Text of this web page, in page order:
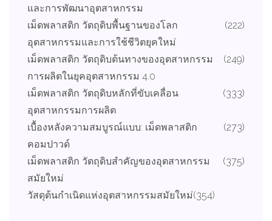
และการพัฒนาอุตสาหกรรม
เม็ดพลาสติก วัตถุดิบพื้นฐานของโลก
อุตสาหกรรมและการใช้ชีวิตยุคใหม่
(222)
เม็ดพลาสติก วัตถุดิบต้นทางของอุตสาหกรรม
การผลิตในยุคอุตสาหกรรม 4.0
(249)
เม็ดพลาสติก วัตถุดิบหลักที่ขับเคลื่อน
อุตสาหกรรมการผลิต
(333)
เบื้องหลังความสมบูรณ์แบบ: เม็ดพลาสติก
คอมปาวด์
(273)
เม็ดพลาสติก วัตถุดิบสำคัญของอุตสาหกรรม
สมัยใหม่
(375)
วัสดุต้นกำเนิดแห่งอุตสาหกรรมสมัยใหม่(354)